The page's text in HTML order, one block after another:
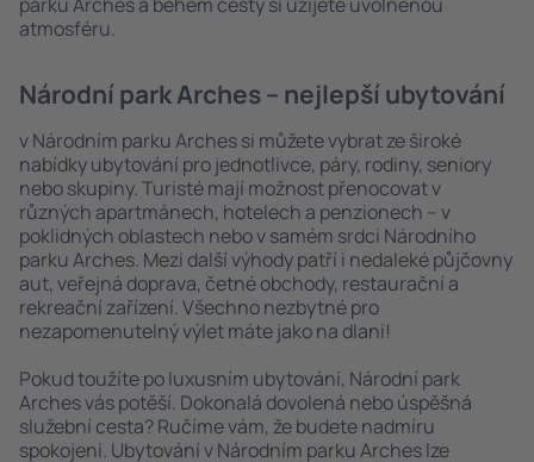
atmosféru.
Národní park Arches – nejlepší ubytování
v Národním parku Arches si můžete vybrat ze široké
nabídky ubytování pro jednotlivce, páry, rodiny, seniory
nebo skupiny. Turisté mají možnost přenocovat v
různých apartmánech, hotelech a penzionech – v
poklidných oblastech nebo v samém srdci Národního
parku Arches. Mezi další výhody patří i nedaleké půjčovny
aut, veřejná doprava, četné obchody, restaurační a
rekreační zařízení. Všechno nezbytné pro
nezapomenutelný výlet máte jako na dlani!
Pokud toužíte po luxusním ubytování, Národní park
Arches vás potěší. Dokonalá dovolená nebo úspěšná
služební cesta? Ručíme vám, že budete nadmíru
spokojeni. Ubytování v Národním parku Arches lze